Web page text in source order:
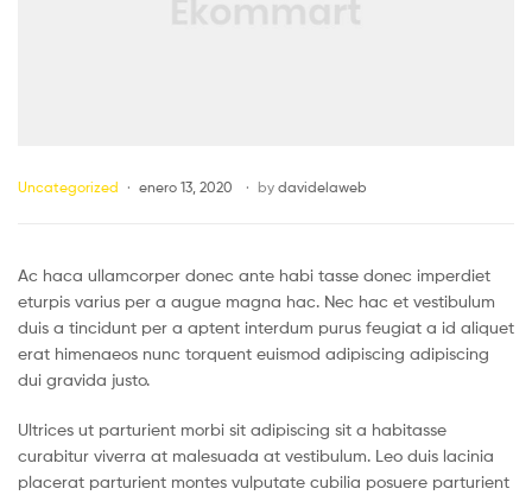
Uncategorized enero 13, 2020 by davidelaweb
Ac haca ullamcorper donec ante habi tasse donec imperdiet
eturpis varius per a augue magna hac. Nec hac et vestibulum
duis a tincidunt per a aptent interdum purus feugiat a id aliquet
erat himenaeos nunc torquent euismod adipiscing adipiscing
dui gravida justo.
Ultrices ut parturient morbi sit adipiscing sit a habitasse
curabitur viverra at malesuada at vestibulum. Leo duis lacinia
placerat parturient montes vulputate cubilia posuere parturient